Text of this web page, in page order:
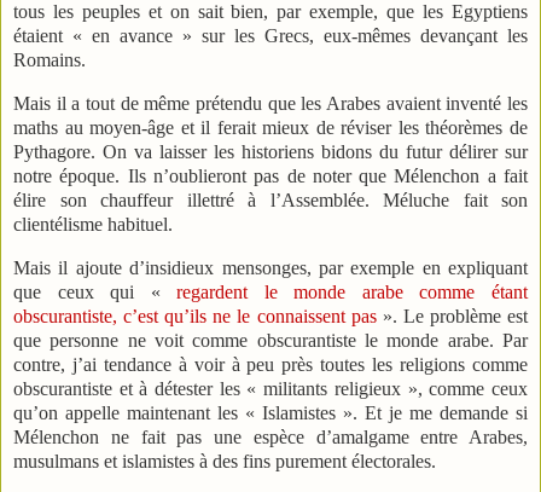
tous les peuples et on sait bien, par exemple, que les Egyptiens
étaient « en avance » sur les Grecs, eux-mêmes devançant les
Romains.
Mais il a tout de même prétendu que les Arabes avaient inventé les
maths au moyen-âge et il ferait mieux de réviser les théorèmes de
Pythagore. On va laisser les historiens bidons du futur délirer sur
notre époque. Ils n’oublieront pas de noter que Mélenchon a fait
élire son chauffeur illettré à l’Assemblée. Méluche fait son
clientélisme habituel.
Mais il ajoute d’insidieux mensonges, par exemple en expliquant
que ceux qui «regardent le monde arabe comme étant
obscurantiste, c’est qu’ils ne le connaissent pas». Le problème est
que personne ne voit comme obscurantiste le monde arabe. Par
contre, j’ai tendance à voir à peu près toutes les religions comme
obscurantiste et à détester les « militants religieux », comme ceux
qu’on appelle maintenant les « Islamistes ». Et je me demande si
Mélenchon ne fait pas une espèce d’amalgame entre Arabes,
musulmans et islamistes à des fins purement électorales.